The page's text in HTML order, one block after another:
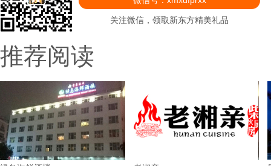
关注微信，领取新东方精美礼品
推荐阅读